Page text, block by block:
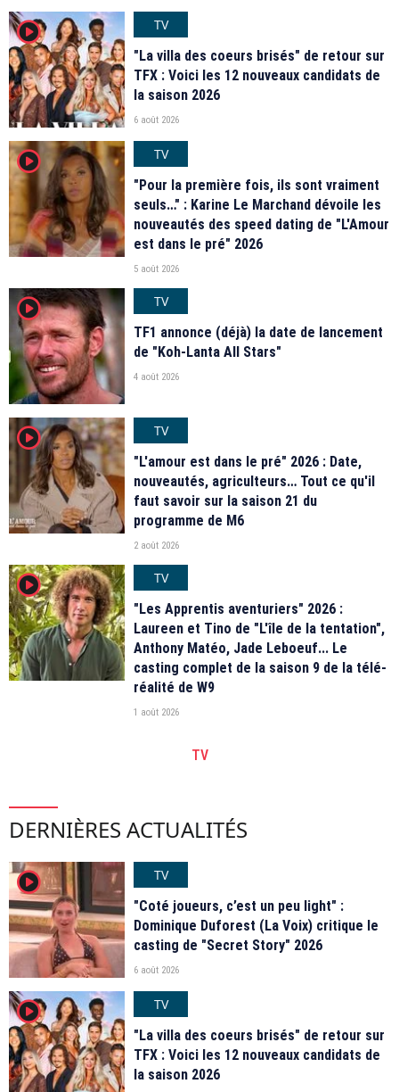
player2
TV
"La villa des coeurs brisés" de retour sur
TFX : Voici les 12 nouveaux candidats de
la saison 2026
6 août 2026
player2
TV
"Pour la première fois, ils sont vraiment
seuls…" : Karine Le Marchand dévoile les
nouveautés des speed dating de "L'Amour
est dans le pré" 2026
5 août 2026
player2
TV
TF1 annonce (déjà) la date de lancement
de "Koh-Lanta All Stars"
4 août 2026
player2
TV
"L'amour est dans le pré" 2026 : Date,
nouveautés, agriculteurs… Tout ce qu'il
faut savoir sur la saison 21 du
programme de M6
2 août 2026
player2
TV
"Les Apprentis aventuriers" 2026 :
Laureen et Tino de "L'île de la tentation",
Anthony Matéo, Jade Leboeuf... Le
casting complet de la saison 9 de la télé-
réalité de W9
1 août 2026
TV
DERNIÈRES ACTUALITÉS
player2
TV
"Coté joueurs, c’est un peu light" :
Dominique Duforest (La Voix) critique le
casting de "Secret Story" 2026
6 août 2026
player2
TV
"La villa des coeurs brisés" de retour sur
TFX : Voici les 12 nouveaux candidats de
la saison 2026